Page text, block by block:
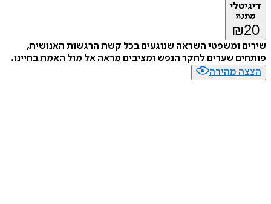
דיגיטלי
מתנה
₪20
שירים ומשפטי השראה שנוגעים בכל קשת הרגשות האנושית,
פותחים שערים לחקר הנפש ומציבים מראה אל מול האמת בחיינו.
הצצה מהירה